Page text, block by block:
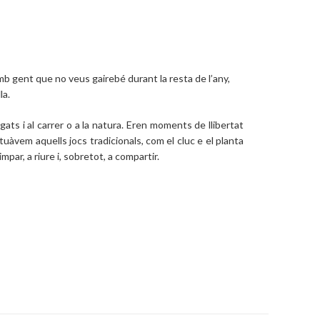
gent que no veus gairebé durant la resta de l’any,
i al carrer o a la natura. Eren moments de llibertat
aquells jocs tradicionals, com el cluc e el planta
a riure i, sobretot, a compartir.